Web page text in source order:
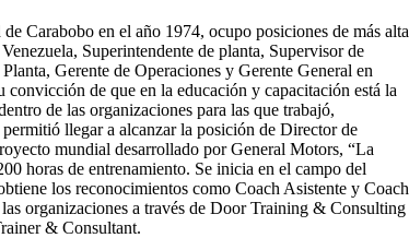
Carabobo en el año 1974, ocupo posiciones de más alta
Superintendente de planta, Supervisor de
Gerente de Operaciones y Gerente General en
de que en la educación y capacitación está la
de las organizaciones para las que trabajó,
llegar a alcanzar la posición de Director de
mundial desarrollado por General Motors, “La
horas de entrenamiento. Se inicia en el campo del
los reconocimientos como Coach Asistente y Coach
organizaciones a través de Door Training & Consulting
& Consultant.